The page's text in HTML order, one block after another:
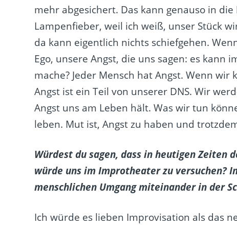
mehr abgesichert. Das kann genauso in
Lampenfieber, weil ich weiß, unser Stück
da kann eigentlich nichts schiefgehen.
Ego, unsere Angst, die uns sagen: es kann
mache? Jeder Mensch hat Angst. Wenn
Angst ist ein Teil von unserer DNS. Wir
Angst uns am Leben hält. Was wir tun
leben. Mut ist, Angst zu haben und
Würdest du sagen, dass in heutigen Zeiten
würde uns im Improtheater zu versuchen?
menschlichen Umgang miteinander in der
Ich würde es lieben Improvisation als das